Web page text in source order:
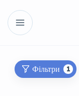
Фільтри 1